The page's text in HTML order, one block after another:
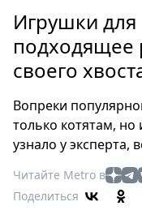
Россия
Мир
Туризм
Мода
Театр
Кино
Афиша
Игрушки
подходящее
своего
Вопреки
только котятам,
узнало у эксперта,
Читайте Metro в
Поделиться